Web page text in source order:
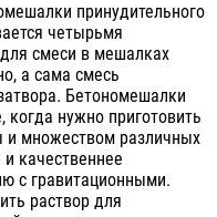
принудительного
четырьмя
смеси в мешалках
а сама смесь
Бетономешалки
когда нужно приготовить
и множеством различных
качественнее
с гравитационными.
раствор для